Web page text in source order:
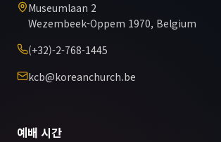
Museumlaan 2
Wezembeek-Oppem 1970, Belgium
(+32)-2-768-1445
kcb@koreanchurch.be
예배 시간